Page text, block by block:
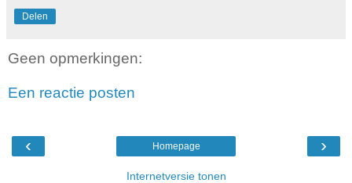
Delen
Geen opmerkingen:
Een reactie posten
‹ ›
Homepage
Internetversie tonen